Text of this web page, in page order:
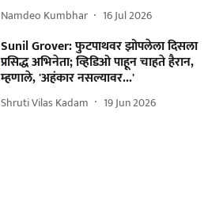
Namdeo Kumbhar 16 Jul 2026
Sunil Grover: फुटपाथवर झोपलेला दिसला
प्रसिद्ध अभिनेता; व्हिडिओ पाहून चाहते हैरान,
म्हणाले, 'अहंकार नसल्यावर...'
Shruti Vilas Kadam 19 Jun 2026